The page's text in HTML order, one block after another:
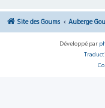
Site des Goums Auberge
Développé par